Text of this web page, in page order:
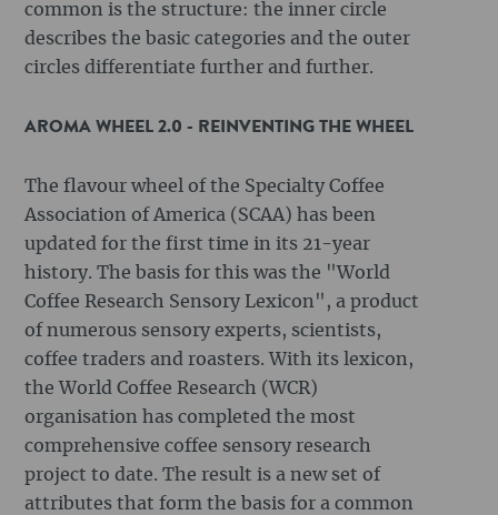
common is the structure: the inner circle
describes the basic categories and the outer
circles differentiate further and further.
AROMA WHEEL 2.0 - REINVENTING THE WHEEL
The flavour wheel of the Specialty Coffee
Association of America (SCAA) has been
updated for the first time in its 21-year
history. The basis for this was the "World
Coffee Research Sensory Lexicon", a product
of numerous sensory experts, scientists,
coffee traders and roasters. With its lexicon,
the World Coffee Research (WCR)
organisation has completed the most
comprehensive coffee sensory research
project to date. The result is a new set of
attributes that form the basis for a common